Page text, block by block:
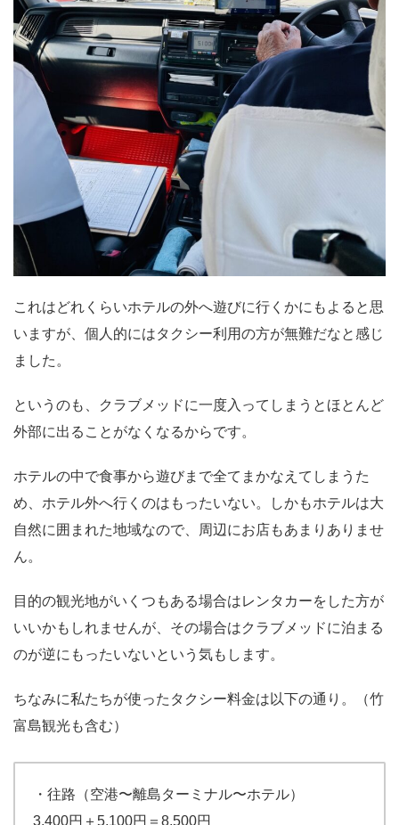
これはどれくらいホテルの外へ遊びに行くかにもよると思
いますが、個人的にはタクシー利用の方が無難だなと感じ
ました。
というのも、クラブメッドに一度入ってしまうとほとんど
外部に出ることがなくなるからです。
ホテルの中で食事から遊びまで全てまかなえてしまうた
め、ホテル外へ行くのはもったいない。しかもホテルは大
自然に囲まれた地域なので、周辺にお店もあまりありませ
ん。
目的の観光地がいくつもある場合はレンタカーをした方が
いいかもしれませんが、その場合はクラブメッドに泊まる
のが逆にもったいないという気もします。
ちなみに私たちが使ったタクシー料金は以下の通り。（竹
富島観光も含む）
・往路（空港〜離島ターミナル〜ホテル）
3,400円＋5,100円＝8,500円